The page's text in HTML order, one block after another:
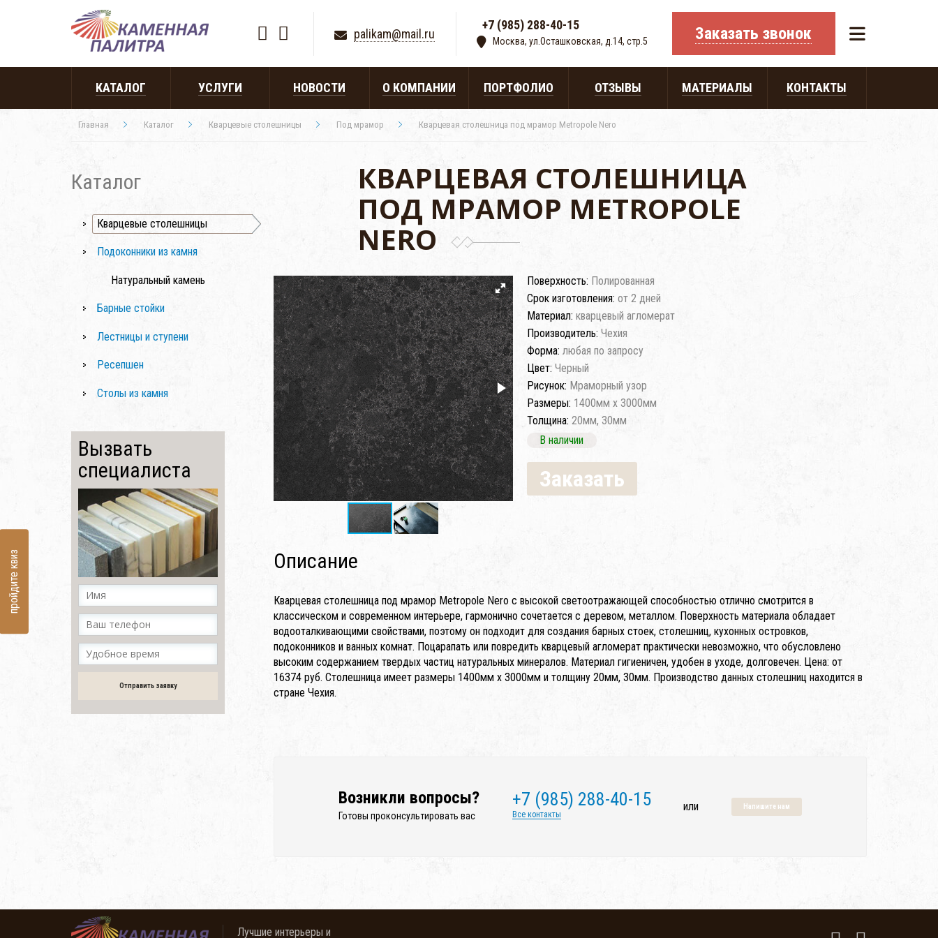
palikam@mail.ru
|+7 (985) 288-40-15
Москва, ул.Осташковская, д.14, стр.5 Заказать звонок
КАТАЛОГ УСЛУГИ НОВОСТИ О КОМПАНИИ ПОРТФОЛИО ОТЗЫВЫ МАТЕРИАЛЫ КОНТАКТЫ
Главная Каталог Кварцевые столешницы Под мрамор Кварцевая столешница под мрамор Metropole Nero
Каталог
Кварцевые столешницы
Подоконники из камня
Натуральный камень
Барные стойки
Лестницы и ступени
Ресепшен
Столы из камня
Вызвать
специалиста
Отправить заявку
КВАРЦЕВАЯ СТОЛЕШНИЦА
ПОД МРАМОР METROPOLE
NERO
Поверхность: Полированная
Срок изготовления: от 2 дней
Материал: кварцевый агломерат
Производитель: Чехия
Форма: любая по запросу
Цвет: Черный
Рисунок: Мраморный узор
Размеры: 1400мм x 3000мм
Толщина: 20мм, 30мм
В наличии
Заказать
Описание
Кварцевая столешница под мрамор Metropole Nero с высокой светоотражающей способностью отлично смотрится в
классическом и современном интерьере, гармонично сочетается с деревом, металлом. Поверхность материала обладает
водооталкивающими свойствами, поэтому он подходит для создания барных стоек, столешниц, кухонных островков,
подоконников и ванных комнат. Поцарапать или повредить кварцевый агломерат практически невозможно, что обусловлено
высоким содержанием твердых частиц натуральных минералов. Материал гигиеничен, удобен в уходе, долговечен. Цена: от
16374 руб. Столешница имеет размеры 1400мм x 3000мм и толщину 20мм, 30мм. Производство данных столешниц находится в
стране Чехия.
Возникли вопросы?
Готовы проконсультировать вас
+7 (985) 288-40-15
Все контакты
или Напишите нам
Лучшие интерьеры и
пройдите квиз